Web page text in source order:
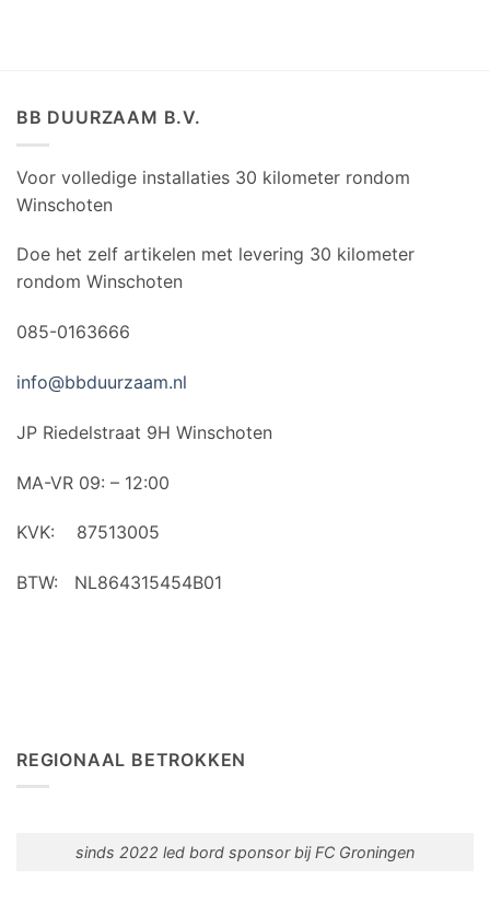
BB DUURZAAM B.V.
Voor volledige installaties 30 kilometer rondom
Winschoten
Doe het zelf artikelen met levering 30 kilometer
rondom Winschoten
085-0163666
info@bbduurzaam.nl
JP Riedelstraat 9H Winschoten
MA-VR 09: – 12:00
KVK: 87513005
BTW: NL864315454B01
REGIONAAL BETROKKEN
sinds 2022 led bord sponsor bij FC Groningen